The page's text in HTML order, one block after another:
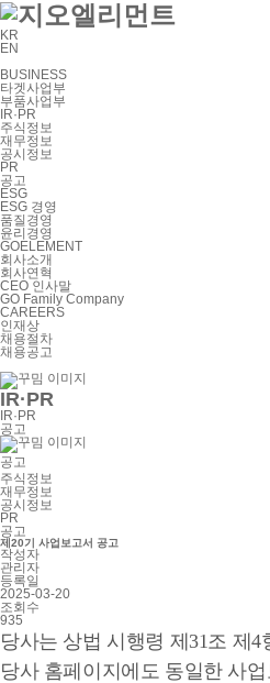
KR
EN
BUSINESS
타겟사업부
부품사업부
IR·PR
주식정보
재무정보
공시정보
PR
공고
ESG
ESG 경영
품질경영
윤리경영
GOELEMENT
회사소개
회사연혁
CEO 인사말
GO Family Company
CAREERS
인재상
채용절차
채용공고
IR·PR
IR·PR
공고
공고
주식정보
재무정보
공시정보
PR
공고
제20기 사업보고서 공고
작성자
관리자
등록일
2025-03-20
조회수
935
당사는 상법 시행령 제31조 제
당사 홈페이지에도 동일한 사